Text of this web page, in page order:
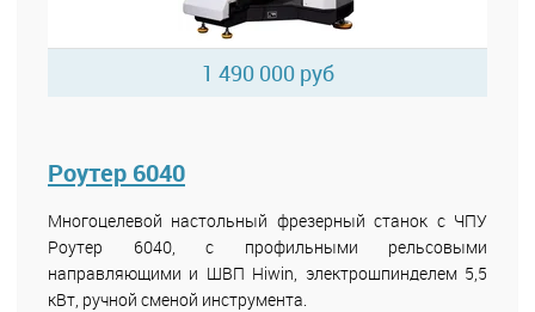
1 490 000 руб
Роутер 6040
Многоцелевой настольный фрезерный станок с ЧПУ
Роутер 6040, с профильными рельсовыми
направляющими и ШВП Hiwin, электрошпинделем 5,5
кВт, ручной сменой инструмента.